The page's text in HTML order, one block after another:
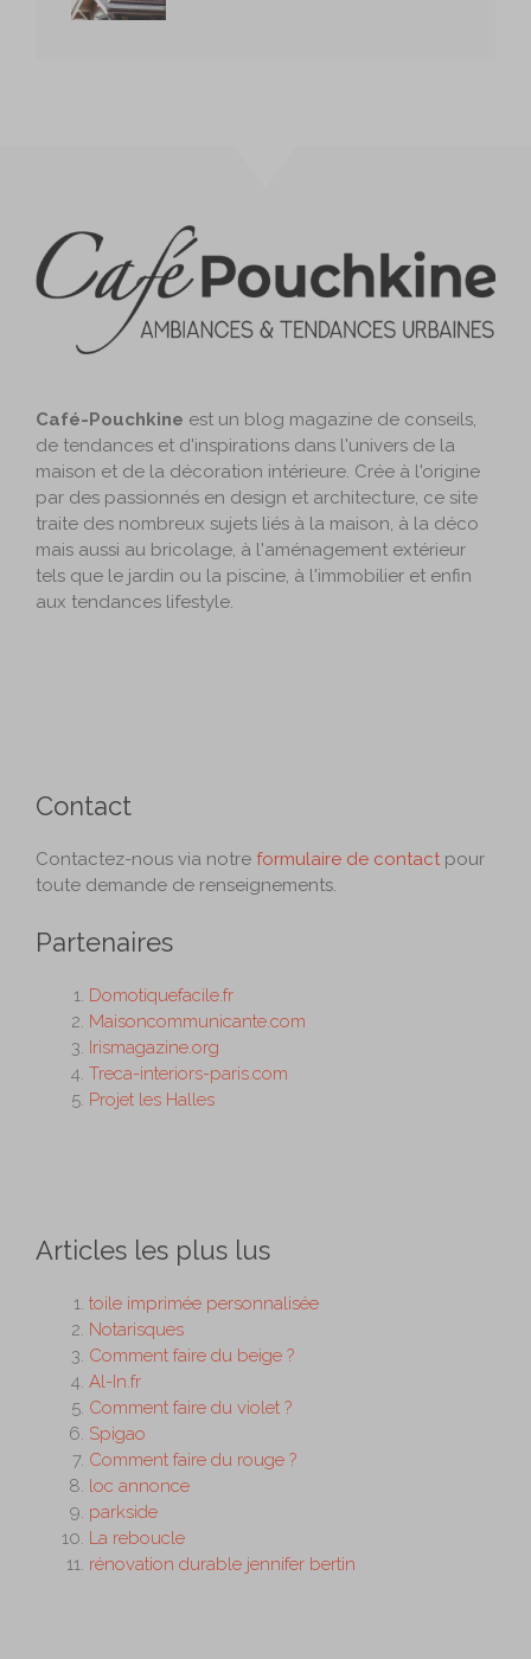
Café-Pouchkine est un blog magazine de conseils,
de tendances et d'inspirations dans l'univers de la
maison et de la décoration intérieure. Crée à l'origine
par des passionnés en design et architecture, ce site
traite des nombreux sujets liés à la maison, à la déco
mais aussi au bricolage, à l'aménagement extérieur
tels que le jardin ou la piscine, à l'immobilier et enfin
aux tendances lifestyle.
Contact
Contactez-nous via notre formulaire de contact pour
toute demande de renseignements.
Partenaires
Domotiquefacile.fr
Maisoncommunicante.com
Irismagazine.org
Treca-interiors-paris.com
Projet les Halles
Articles les plus lus
toile imprimée personnalisée
Notarisques
Comment faire du beige ?
Al-In.fr
Comment faire du violet ?
Spigao
Comment faire du rouge ?
loc annonce
parkside
La reboucle
rénovation durable jennifer bertin